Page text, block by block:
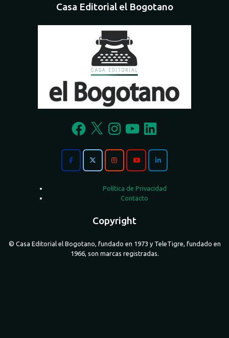
Casa Editorial el Bogotano
Facebook
X InstagramYouTubeLinkedIn
Política de Privacidad
Contacto
Copyright
© Casa Editorial el Bogotano, fundado en 1973 y TeleTigre, fundado en
1966, son marcas registradas.